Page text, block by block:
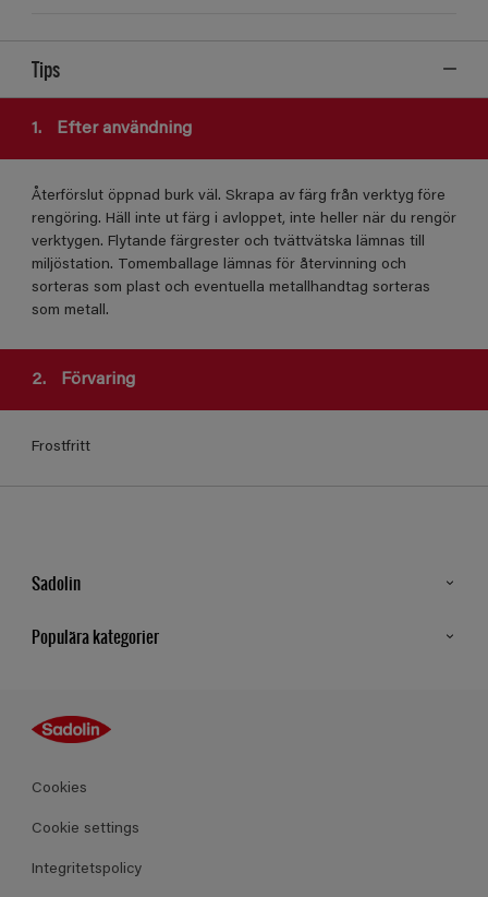
Tips
1. Efter användning
Återförslut öppnad burk väl. Skrapa av färg från verktyg före
rengöring. Häll inte ut färg i avloppet, inte heller när du rengör
verktygen. Flytande färgrester och tvättvätska lämnas till
miljöstation. Tomemballage lämnas för återvinning och
sorteras som plast och eventuella metallhandtag sorteras
som metall.
2. Förvaring
Frostfritt
Sadolin
Populära kategorier
Kulörer
Produkter
Cookies
Cookie settings
Integritetspolicy